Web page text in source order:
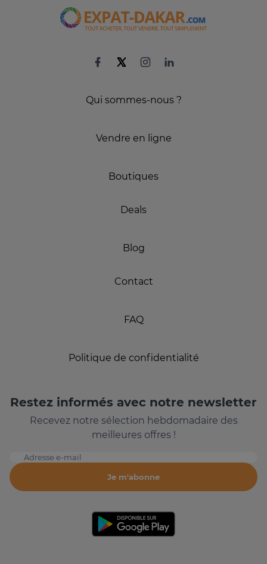
Qui sommes-nous ?
Vendre en ligne
Boutiques
Deals
Blog
Contact
FAQ
Politique de confidentialité
Restez informés avec notre newsletter
Recevez notre sélection hebdomadaire des
meilleures offres !
Adresse e-mail
Je m'abonne